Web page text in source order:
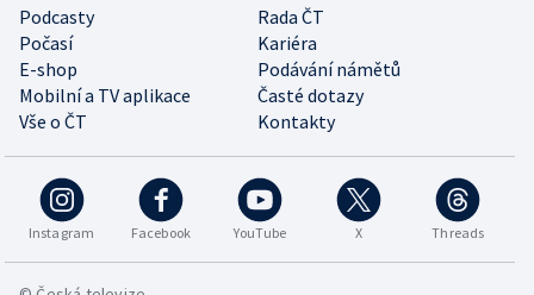
Podcasty
Rada ČT
Počasí
Kariéra
E-shop
Podávání námětů
Mobilní a TV aplikace
Časté dotazy
Vše o ČT
Kontakty
Instagram Facebook YouTube X Threads